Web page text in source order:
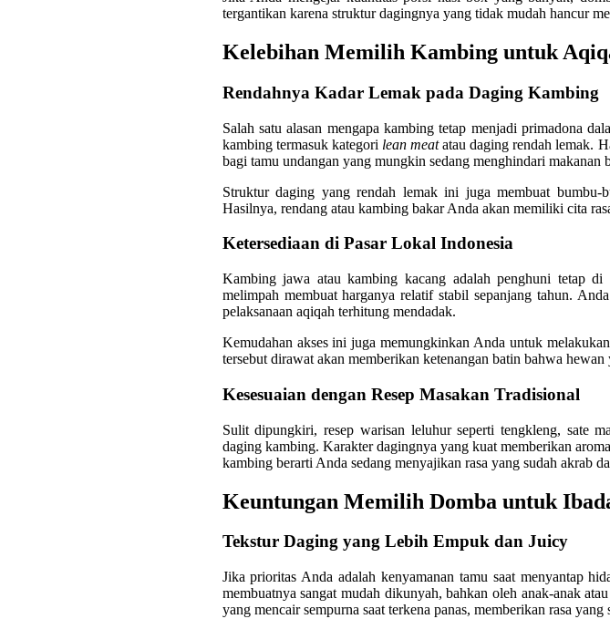
tergantikan karena struktur dagingnya yang tidak mudah hancur
Kelebihan Memilih Kambing untuk
Rendahnya Kadar Lemak pada Daging Kambing
Salah satu alasan mengapa kambing tetap menjadi primadona
kambing termasuk kategori lean meatatau daging rendah lemak.
bagi tamu undangan yang mungkin sedang menghindari makanan
Struktur daging yang rendah lemak ini juga membuat bumbu-
Hasilnya, rendang atau kambing bakar Anda akan memiliki cita
Ketersediaan di Pasar Lokal Indonesia
Kambing jawa atau kambing kacang adalah penghuni tetap
melimpah membuat harganya relatif stabil sepanjang tahun.
pelaksanaan aqiqah terhitung mendadak.
Kemudahan akses ini juga memungkinkan Anda untuk
tersebut dirawat akan memberikan ketenangan batin bahwa
Kesesuaian dengan Resep Masakan Tradisional
Sulit dipungkiri, resep warisan leluhur seperti tengkleng, sate
daging kambing. Karakter dagingnya yang kuat memberikan
kambing berarti Anda sedang menyajikan rasa yang sudah akrab
Keuntungan Memilih Domba untuk
Tekstur Daging yang Lebih Empuk dan Juicy
Jika prioritas Anda adalah kenyamanan tamu saat menyantap
membuatnya sangat mudah dikunyah, bahkan oleh anak-anak
yang mencair sempurna saat terkena panas, memberikan rasa